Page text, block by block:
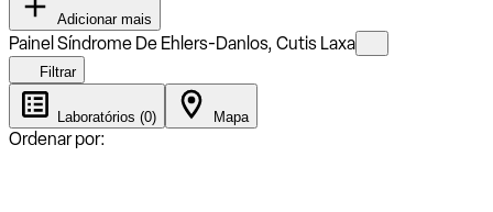
Adicionar mais
Painel Síndrome De Ehlers-Danlos, Cutis Laxa
Filtrar
Laboratórios (0) Mapa
Ordenar por: